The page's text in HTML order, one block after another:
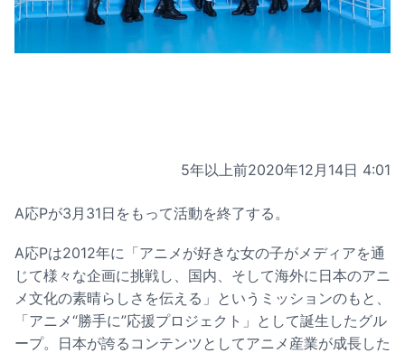
5年以上前2020年12月14日 4:01
A応Pが3月31日をもって活動を終了する。
A応Pは2012年に「アニメが好きな女の子がメディアを通
じて様々な企画に挑戦し、国内、そして海外に日本のアニ
メ文化の素晴らしさを伝える」というミッションのもと、
「アニメ“勝手に”応援プロジェクト」として誕生したグル
ープ。日本が誇るコンテンツとしてアニメ産業が成長した